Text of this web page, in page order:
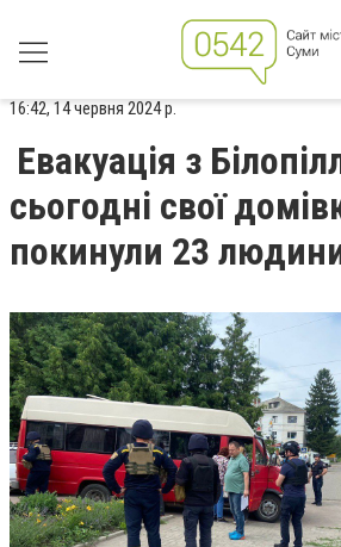
16:42, 14 червня 2024 р.
Евакуація з
сьогодні свої
покинули 23